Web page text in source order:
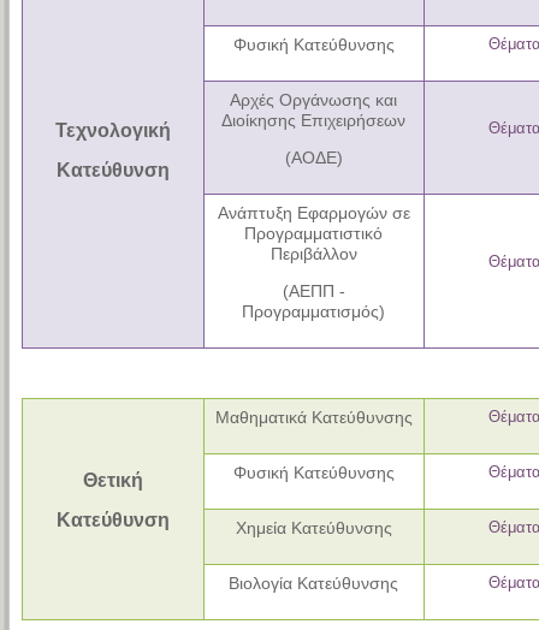
Τεχνολογική
Κατεύθυνση
Φυσική Κατεύθυνσης
Αρχές Οργάνωσης και
Διοίκησης Επιχειρήσεων
(ΑΟΔΕ)
Ανάπτυξη Εφαρμογών σε
Προγραμματιστικό
Περιβάλλον
(ΑΕΠΠ -
Προγραμματισμός)
Θετική
Κατεύθυνση
Μαθηματικά Κατεύθυνσης
Φυσική Κατεύθυνσης
Χημεία Κατεύθυνσης
Βιολογία Κατεύθυνσης